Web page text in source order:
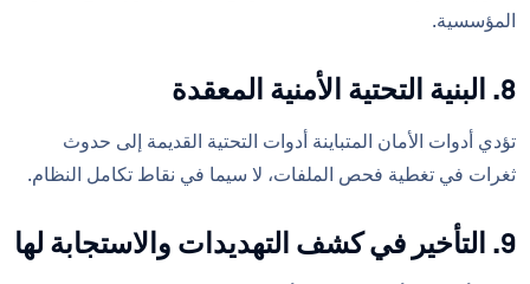
المؤسسية.
8. البنية التحتية الأمنية المعقدة
تؤدي أدوات الأمان المتباينة أدوات التحتية القديمة إلى حدوث
ثغرات في تغطية فحص الملفات، لا سيما في نقاط تكامل النظام.
9. التأخير في كشف التهديدات والاستجابة لها